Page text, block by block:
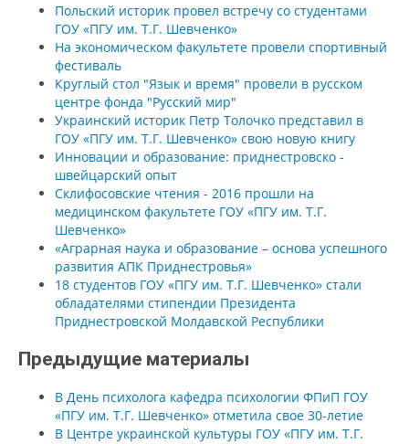
Польский историк провел встречу со студентами
ГОУ «ПГУ им. Т.Г. Шевченко»
На экономическом факультете провели спортивный
фестиваль
Круглый стол "Язык и время" провели в русском
центре фонда "Русский мир"
Украинский историк Петр Толочко представил в
ГОУ «ПГУ им. Т.Г. Шевченко» свою новую книгу
Инновации и образование: приднестровско -
швейцарский опыт
Склифосовские чтения - 2016 прошли на
медицинском факультете ГОУ «ПГУ им. Т.Г.
Шевченко»
«Аграрная наука и образование – основа успешного
развития АПК Приднестровья»
18 студентов ГОУ «ПГУ им. Т.Г. Шевченко» стали
обладателями стипендии Президента
Приднестровской Молдавской Республики
Предыдущие материалы
В День психолога кафедра психологии ФПиП ГОУ
«ПГУ им. Т.Г. Шевченко» отметила свое 30-летие
В Центре украинской культуры ГОУ «ПГУ им. Т.Г.